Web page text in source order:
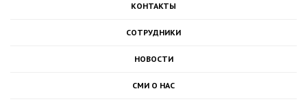
КОНТАКТЫ
СОТРУДНИКИ
НОВОСТИ
СМИ О НАС